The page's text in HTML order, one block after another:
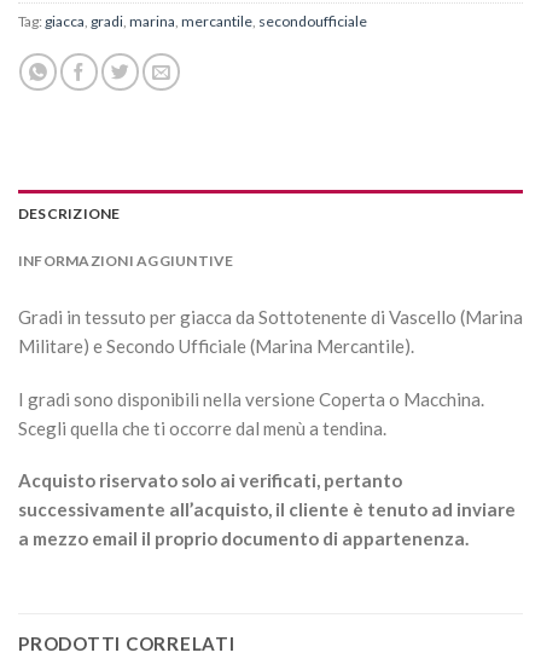
Tag: giacca gradi marina mercantile secondoufficiale
DESCRIZIONE
INFORMAZIONI AGGIUNTIVE
Gradi in tessuto per giacca da Sottotenente di Vascello (Marina
Militare) e Secondo Ufficiale (Marina Mercantile).
I gradi sono disponibili nella versione Coperta o Macchina.
Scegli quella che ti occorre dal menù a tendina.
Acquisto riservato solo ai verificati, pertanto
successivamente all’acquisto, il cliente è tenuto ad inviare
a mezzo email il proprio documento di appartenenza.
PRODOTTI CORRELATI